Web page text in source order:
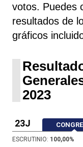
votos. Puedes
resultados de
gráficos
2023
23J
ESCRUTINIO: 100,00%